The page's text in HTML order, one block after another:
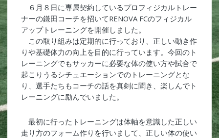
６月８日に専属契約しているプロフィジカルトレー
ナーの鎌田コーチを招いてRENOVA FCのフィジカル
アップトレーニングを開催しました。
この取り組みは定期的に行っており、正しい動き作
りや基礎体力の向上を目的に行っています。今回のト
レーニングでもサッカーに必要な体の使い方や試合で
起こりうるシチュエーションでのトレーニングとな
り、選手たちもコーチの話を真剣に聞き、楽しんでト
レーニングに励んでいました。
最初に行ったトレーニングは体軸を意識した正しい
走り方のフォーム作りを行いまして、正しい体の使い